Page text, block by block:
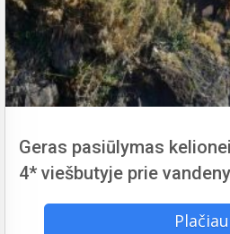
Geras pasiūlymas
4* viešbutyje prie
Plačiau